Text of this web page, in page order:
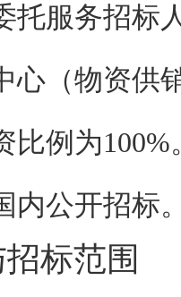
托服务招标
心（物资供
比例为
内公开招标
标范围